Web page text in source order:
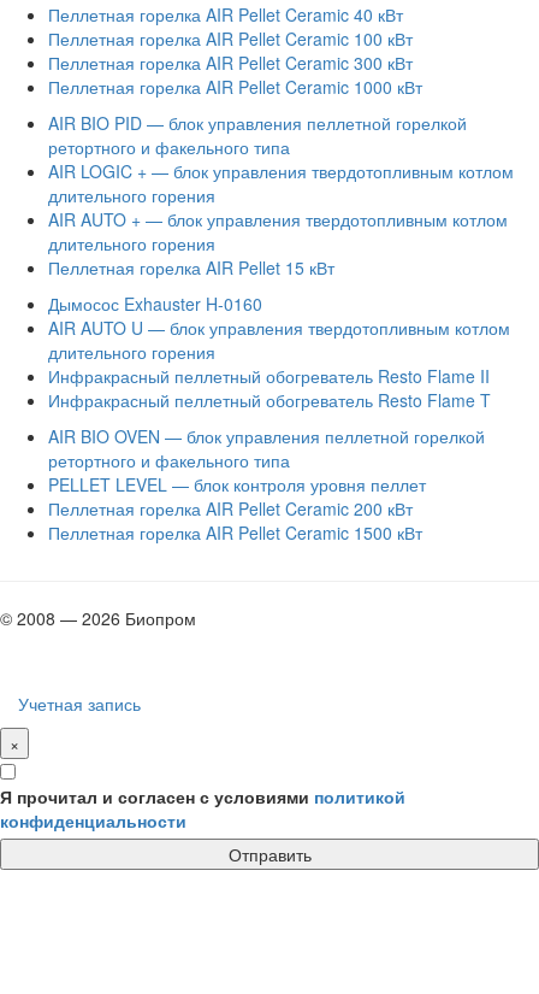
Пеллетная горелка AIR Pellet Ceramic 40 кВт
Пеллетная горелка AIR Pellet Ceramic 100 кВт
Пеллетная горелка AIR Pellet Ceramic 300 кВт
Пеллетная горелка AIR Pellet Ceramic 1000 кВт
AIR BIO PID — блок управления пеллетной горелкой
ретортного и факельного типа
AIR LOGIC + — блок управления твердотопливным котлом
длительного горения
AIR AUTO + — блок управления твердотопливным котлом
длительного горения
Пеллетная горелка AIR Pellet 15 кВт
Дымосос Exhauster H-0160
AIR AUTO U — блок управления твердотопливным котлом
длительного горения
Инфракрасный пеллетный обогреватель Resto Flame II
Инфракрасный пеллетный обогреватель Resto Flame T
AIR BIO OVEN — блок управления пеллетной горелкой
ретортного и факельного типа
PELLET LEVEL — блок контроля уровня пеллет
Пеллетная горелка AIR Pellet Ceramic 200 кВт
Пеллетная горелка AIR Pellet Ceramic 1500 кВт
© 2008 — 2026 Биопром
Учетная запись
×
Я прочитал и согласен с условиями политикой
конфиденциальности
Отправить